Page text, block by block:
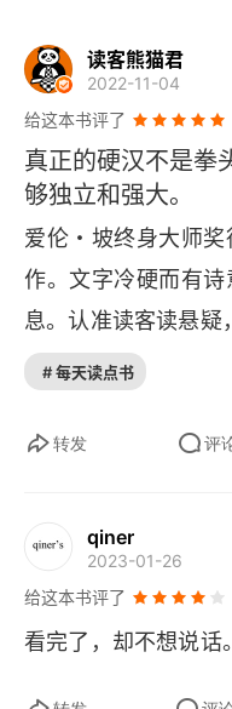
第十四章
第十五章
第十六章
第十七章
读客熊猫君
2022-11-04
给这本书评了
真正的硬汉不是拳
够独立和强大。
爱伦・坡终身大师
作。文字冷硬而有
息。认准读客读悬疑
# 每天读点书
转发 评
qiner
2023-01-26
给这本书评了
看完了，却不想说话